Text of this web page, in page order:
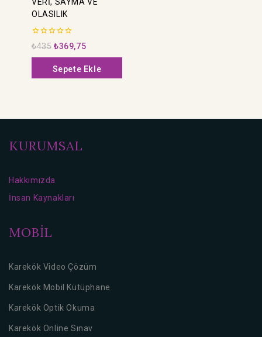
OLASILIK
0
5
üzerinden
₺435 ₺369,75
Sepete Ekle
KURUMSAL
Hakkımızda
İnsan Kaynakları
MOBİL
Karekök Video Çözüm
Karekök Mobil Kütüphane
Karekök Optik Okuma
Karekök Online Sınav